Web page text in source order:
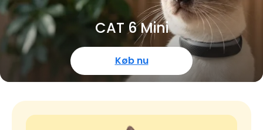
CAT 6 Mini
Køb nu